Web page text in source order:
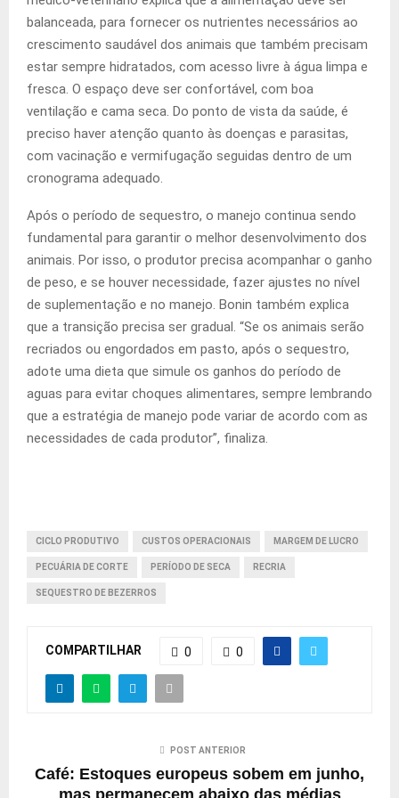
balanceada, para fornecer os nutrientes necessários ao
crescimento saudável dos animais que também precisam
estar sempre hidratados, com acesso livre à água limpa e
fresca. O espaço deve ser confortável, com boa
ventilação e cama seca. Do ponto de vista da saúde, é
preciso haver atenção quanto às doenças e parasitas,
com vacinação e vermifugação seguidas dentro de um
cronograma adequado.
Após o período de sequestro, o manejo continua sendo
fundamental para garantir o melhor desenvolvimento dos
animais. Por isso, o produtor precisa acompanhar o ganho
de peso, e se houver necessidade, fazer ajustes no nível
de suplementação e no manejo. Bonin também explica
que a transição precisa ser gradual. “Se os animais serão
recriados ou engordados em pasto, após o sequestro,
adote uma dieta que simule os ganhos do período de
aguas para evitar choques alimentares, sempre lembrando
que a estratégia de manejo pode variar de acordo com as
necessidades de cada produtor”, finaliza.
CICLO PRODUTIVO CUSTOS OPERACIONAIS MARGEM DE LUCRO
PECUÁRIA DE CORTE PERÍODO DE SECA RECRIA
SEQUESTRO DE BEZERROS
COMPARTILHAR 0 0
POST ANTERIOR
Café: Estoques europeus sobem em junho,
mas permanecem abaixo das médias